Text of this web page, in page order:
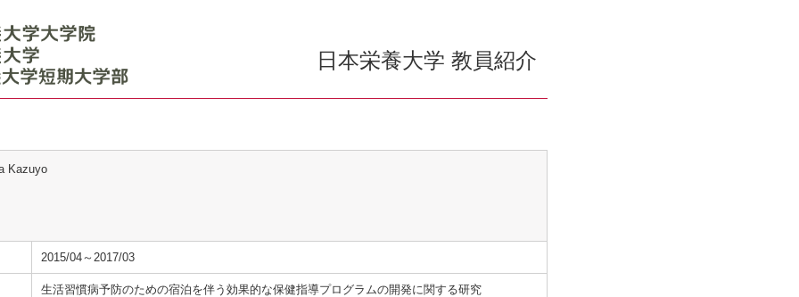
日本栄養大学 教員紹介
Kazuyo
2015/04～2017/03
生活習慣病予防のための宿泊を伴う効果的な保健指導プログラムの開発に関する研究